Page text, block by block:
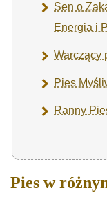
Sen o
Energia i
Warczący
Pies
Ranny
Pies w